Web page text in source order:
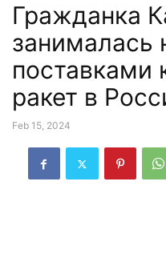
Гражданка
занималась
поставками
ракет в
Feb 15, 2024